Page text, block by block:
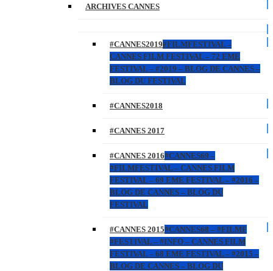
ARCHIVES CANNES
#CANNES2019#FILMFESTIVAL –
CANNES FILM FESTIVAL – 72 EME
FESTIVAL – #2019 – BLOG DE CANNES –
BLOG DU FESTIVAL
#CANNES2018
#CANNES 2017
#CANNES 2016#CANNES69 –
#FILMFESTIVAL – CANNES FILM
FESTIVAL – 69 EME FESTIVAL – #2016 –
BLOG DE CANNES – BLOG DU
FESTIVAL
#CANNES 2015#CANNES68 – #FILMF
#FESTIVAL – #INFO – CANNES FILM
FESTIVAL – 68 EME FESTIVAL – #2015 –
BLOG DE CANNES – BLOG DU